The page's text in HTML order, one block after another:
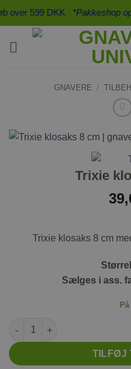
Fortsæt
over 599 DKK*Pakkeshop op
GNAVERE /
Trixie
Trixie klosaks 8 cm
Sælges i ass.
Trixie klosaks 8 cm antal
TILFØJ